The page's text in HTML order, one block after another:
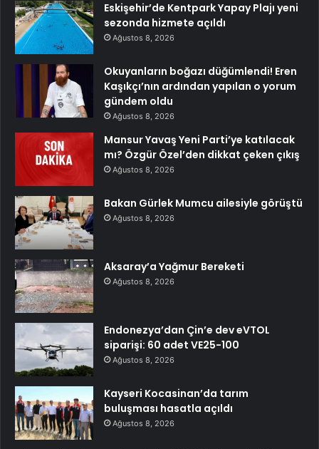
Eskişehir’de Kentpark Yapay Plajı yeni
sezonda hizmete açıldı
Ağustos 8, 2026
Okuyanların boğazı düğümlendi! Eren
Kaşıkçı’nın ardından yapılan o yorum
gündem oldu
Ağustos 8, 2026
Mansur Yavaş Yeni Parti’ye katılacak
mı? Özgür Özel’den dikkat çeken çıkış
Ağustos 8, 2026
Bakan Gürlek Mumcu ailesiyle görüştü
Ağustos 8, 2026
Aksaray’a Yağmur Bereketi
Ağustos 8, 2026
Endonezya’dan Çin’e dev eVTOL
siparişi: 60 adet VE25-100
Ağustos 8, 2026
Kayseri Kocasinan’da tarım
buluşması hasatla açıldı
Ağustos 8, 2026